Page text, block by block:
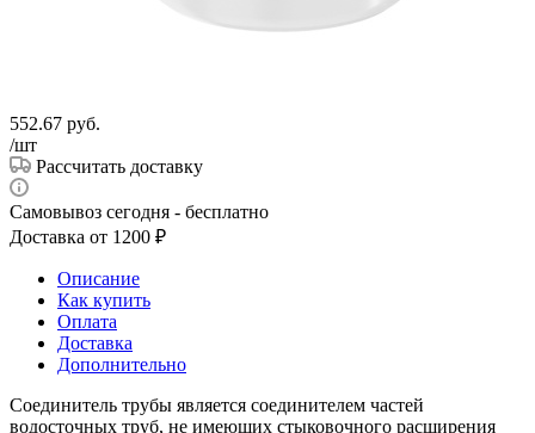
552.67 руб.
/шт
Рассчитать доставку
Самовывоз сегодня - бесплатно
Доставка от 1200 ₽
Описание
Как купить
Оплата
Доставка
Дополнительно
Соединитель трубы является соединителем частей
водосточных труб, не имеющих стыковочного расширения